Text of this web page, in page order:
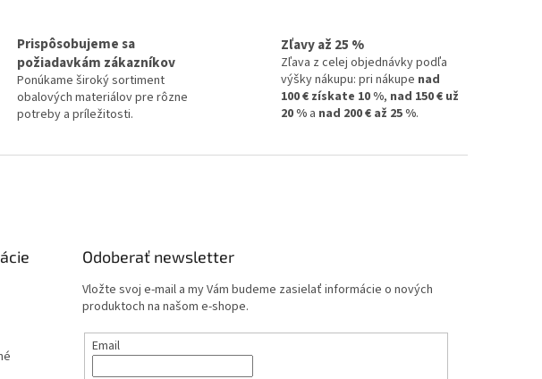
Prispôsobujeme sa
požiadavkám zákazníkov
Ponúkame široký sortiment
obalových materiálov pre rôzne
potreby a príležitosti.
Zľavy až 25 %
Zľava z celej objednávky podľa
výšky nákupu: pri nákupe nad
100 € získate 10 %, nad 150 € už
20 %a nad 200 € až 25 %.
Odoberať newsletter
Vložte svoj e-mail a my Vám budeme zasielať informácie o nových
produktoch na našom e-shope.
Email